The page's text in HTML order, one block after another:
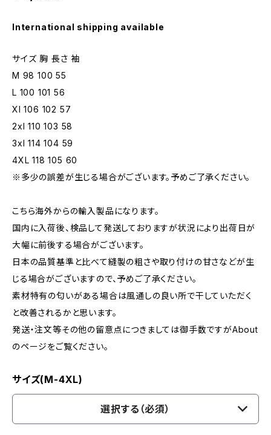
International shipping available
サイズ 胸 長さ 袖
M 98 100 55
L 100 101 56
Xl 106 102 57
2xl 110 103 58
3xl 114 104 59
4XL 118 105 60
※多少の誤差が生じる場合がございます。予めご了承ください。
こちら海外からの輸入製品になります。
国内に入荷後、検品して発送しておりますが状況により出荷日が
大幅に前後する場合がございます。
日本の品質基準と比べて縫製の粗さや取り付けの甘さなどが生
じる場合がございますので、予めご了承ください。
素材特有の匂いがある場合は風通しの良い所で干していただく
と改善されるかと思います。
発送・注文等その他の留意点につきましては御手数ですがAbout
のページをご覧ください。
サイズ(M-4XL)
選択する（必須）